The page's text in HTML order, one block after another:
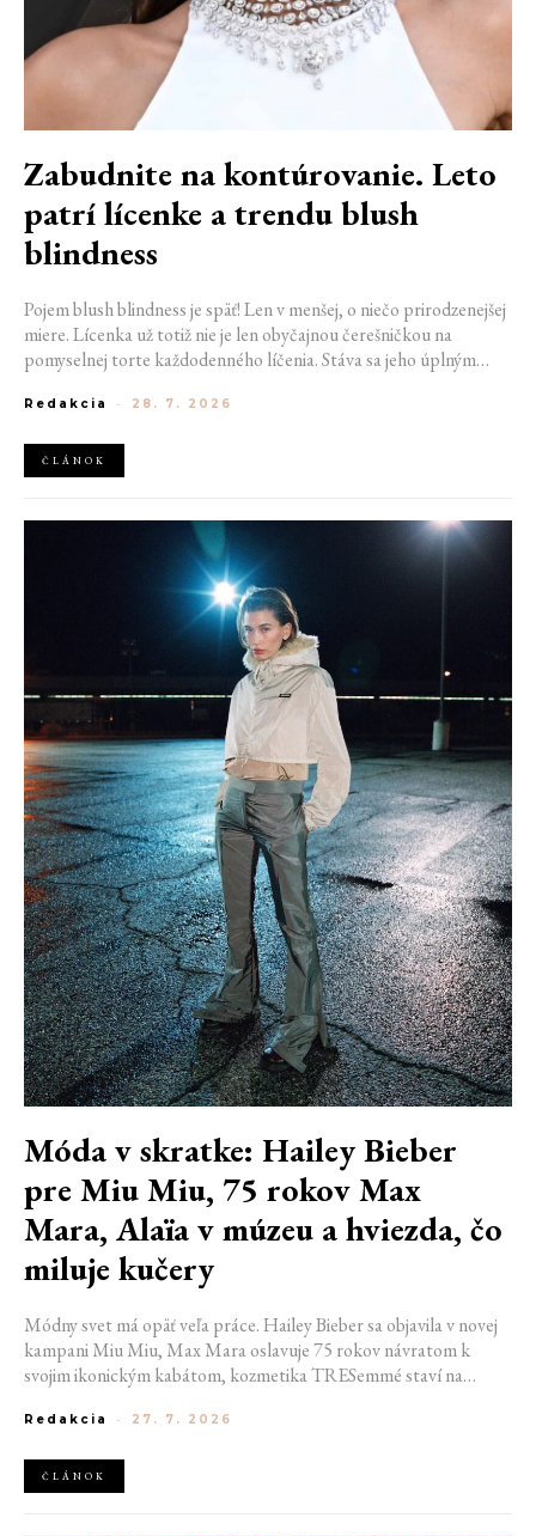
Zabudnite na kontúrovanie. Leto
patrí lícenke a trendu blush
blindness
Pojem blush blindness je späť! Len v menšej, o niečo prirodzenejšej
miere. Lícenka už totiž nie je len obyčajnou čerešničkou na
pomyselnej torte každodenného líčenia. Stáva sa jeho úplným
sviežosť, ktorú žiadny iný produkt napodobniť nedokáže. Termín
aktuálnym trendom.
Redakcia - 28. 7. 2026
ČLÁNOK
Móda v skratke: Hailey Bieber
pre Miu Miu, 75 rokov Max
Mara, Alaïa v múzeu a hviezda, čo
miluje kučery
Módny svet má opäť veľa práce. Hailey Bieber sa objavila v novej
kampani Miu Miu, Max Mara oslavuje 75 rokov návratom k
svojim ikonickým kabátom, kozmetika TRESemmé staví na
a v San Franciscu pripravujú prvú veľkú americkú retrospektívu
Redakcia - 27. 7. 2026
ČLÁNOK